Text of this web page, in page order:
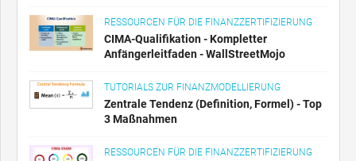
RESSOURCEN FÜR DIE FINANZZERTIFIZIERUNG
CIMA-Qualifikation - Kompletter
Anfängerleitfaden - WallStreetMojo
TUTORIALS ZUR FINANZMODELLIERUNG
Zentrale Tendenz (Definition, Formel) - Top
3 Maßnahmen
RESSOURCEN FÜR DIE FINANZZERTIFIZIERUNG